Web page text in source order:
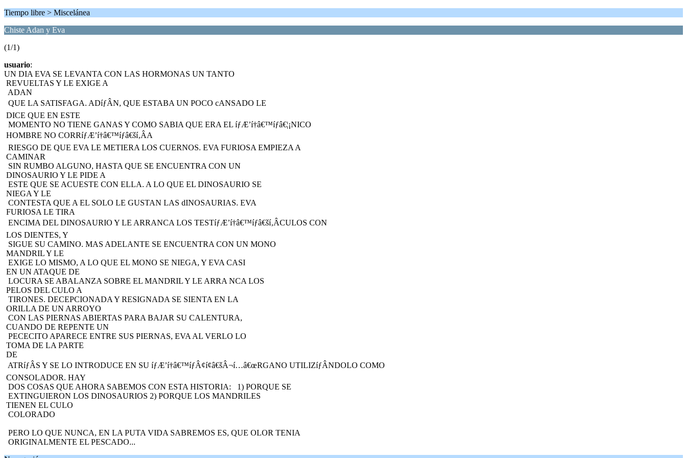
Tiempo libre > Miscelánea
Chiste Adan y Eva
(1/1)
usuario:
UN DIA EVA SE LEVANTA CON LAS HORMONAS UN TANTO
REVUELTAS Y LE EXIGE A
ADAN
QUE LA SATISFAGA. ADíƒÂN, QUE ESTABA UN POCO cANSADO LE
DICE QUE EN ESTE
MOMENTO NO TIENE GANAS Y COMO SABIA QUE ERA EL íƒÆ’í†â€™íƒâ€¦¡NICO
HOMBRE NO CORRíƒÆ’í†â€™íƒâ€ší‚ÂA
RIESGO DE QUE EVA LE METIERA LOS CUERNOS. EVA FURIOSA EMPIEZA A
CAMINAR
SIN RUMBO ALGUNO, HASTA QUE SE ENCUENTRA CON UN
DINOSAURIO Y LE PIDE A
ESTE QUE SE ACUESTE CON ELLA. A LO QUE EL DINOSAURIO SE
NIEGA Y LE
CONTESTA QUE A EL SOLO LE GUSTAN LAS dINOSAURIAS. EVA
FURIOSA LE TIRA
ENCIMA DEL DINOSAURIO Y LE ARRANCA LOS TESTíƒÆ’í†â€™íƒâ€ší‚ÂCULOS CON
LOS DIENTES, Y
SIGUE SU CAMINO. MAS ADELANTE SE ENCUENTRA CON UN MONO
MANDRIL Y LE
EXIGE LO MISMO, A LO QUE EL MONO SE NIEGA, Y EVA CASI
EN UN ATAQUE DE
LOCURA SE ABALANZA SOBRE EL MANDRIL Y LE ARRA NCA LOS
PELOS DEL CULO A
TIRONES. DECEPCIONADA Y RESIGNADA SE SIENTA EN LA
ORILLA DE UN ARROYO
CON LAS PIERNAS ABIERTAS PARA BAJAR SU CALENTURA,
CUANDO DE REPENTE UN
PECECITO APARECE ENTRE SUS PIERNAS, EVA AL VERLO LO
TOMA DE LA PARTE
DE
ATRíƒÂS Y SE LO INTRODUCE EN SU íƒÆ’í†â€™íƒÂ¢í¢â€šÂ¬í…â€œRGANO UTILIZíƒÂNDOLO COMO
CONSOLADOR. HAY
DOS COSAS QUE AHORA SABEMOS CON ESTA HISTORIA: 1) PORQUE SE
EXTINGUIERON LOS DINOSAURIOS 2) PORQUE LOS MANDRILES
TIENEN EL CULO
COLORADO
PERO LO QUE NUNCA, EN LA PUTA VIDA SABREMOS ES, QUE OLOR TENIA
ORIGINALMENTE EL PESCADO...